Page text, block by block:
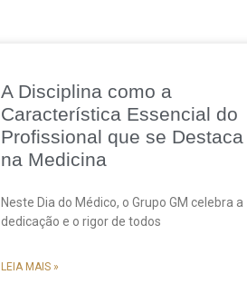
A Disciplina como a
Característica Essencial do
Profissional que se Destaca
na Medicina
Neste Dia do Médico, o Grupo GM celebra a
dedicação e o rigor de todos
LEIA MAIS »